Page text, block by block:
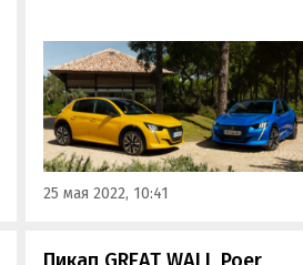
хэтчбек. Речь идет о Peugeot
208, который получил
двигатель от Fiat, пишут
«Автоновости дня».
25 мая 2022, 10:41